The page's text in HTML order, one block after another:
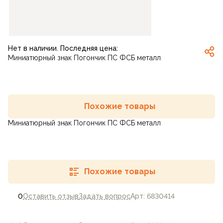
Нет в наличии. Последняя цена:
Миниатюрный знак Погончик ПС ФСБ металл
0Оставить отзывЗадать вопросАрт: 6830414
Похожие товары
Миниатюрный знак Погончик ПС ФСБ металл
Похожие товары